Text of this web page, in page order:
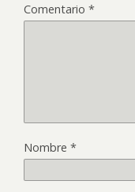
Comentario *
Nombre *